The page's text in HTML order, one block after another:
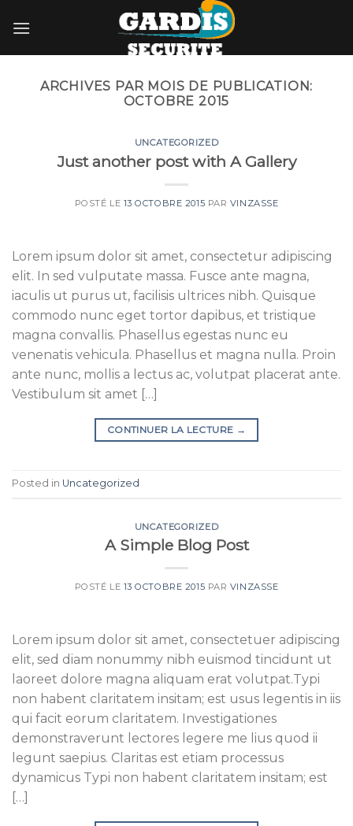
ARCHIVES PAR MOIS DE PUBLICATION:
OCTOBRE 2015
UNCATEGORIZED
Just another post with A Gallery
POSTÉ LE 13 OCTOBRE 2015 PAR VINZASSE
Lorem ipsum dolor sit amet, consectetur adipiscing
elit. In sed vulputate massa. Fusce ante magna,
iaculis ut purus ut, facilisis ultrices nibh. Quisque
commodo nunc eget tortor dapibus, et tristique
magna convallis. Phasellus egestas nunc eu
venenatis vehicula. Phasellus et magna nulla. Proin
ante nunc, mollis a lectus ac, volutpat placerat ante.
Vestibulum sit amet […]
CONTINUER LA LECTURE →
Posted in Uncategorized
UNCATEGORIZED
A Simple Blog Post
POSTÉ LE 13 OCTOBRE 2015 PAR VINZASSE
Lorem ipsum dolor sit amet, consectetuer adipiscing
elit, sed diam nonummy nibh euismod tincidunt ut
laoreet dolore magna aliquam erat volutpat.Typi
non habent claritatem insitam; est usus legentis in iis
qui facit eorum claritatem. Investigationes
demonstraverunt lectores legere me lius quod ii
legunt saepius. Claritas est etiam processus
dynamicus Typi non habent claritatem insitam; est
[…]